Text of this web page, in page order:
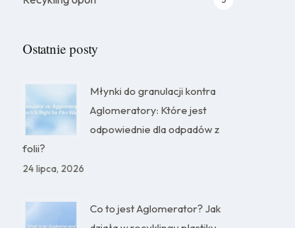
Ostatnie posty
Młynki do granulacji kontra
Aglomeratory: Które jest
odpowiednie dla odpadów z
folii?
24 lipca, 2026
Co to jest Aglomerator? Jak